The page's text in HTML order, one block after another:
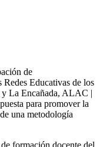
de
Redes Educativas de los
y La Encañada, ALAC |
para promover la
una metodología
formación docente del